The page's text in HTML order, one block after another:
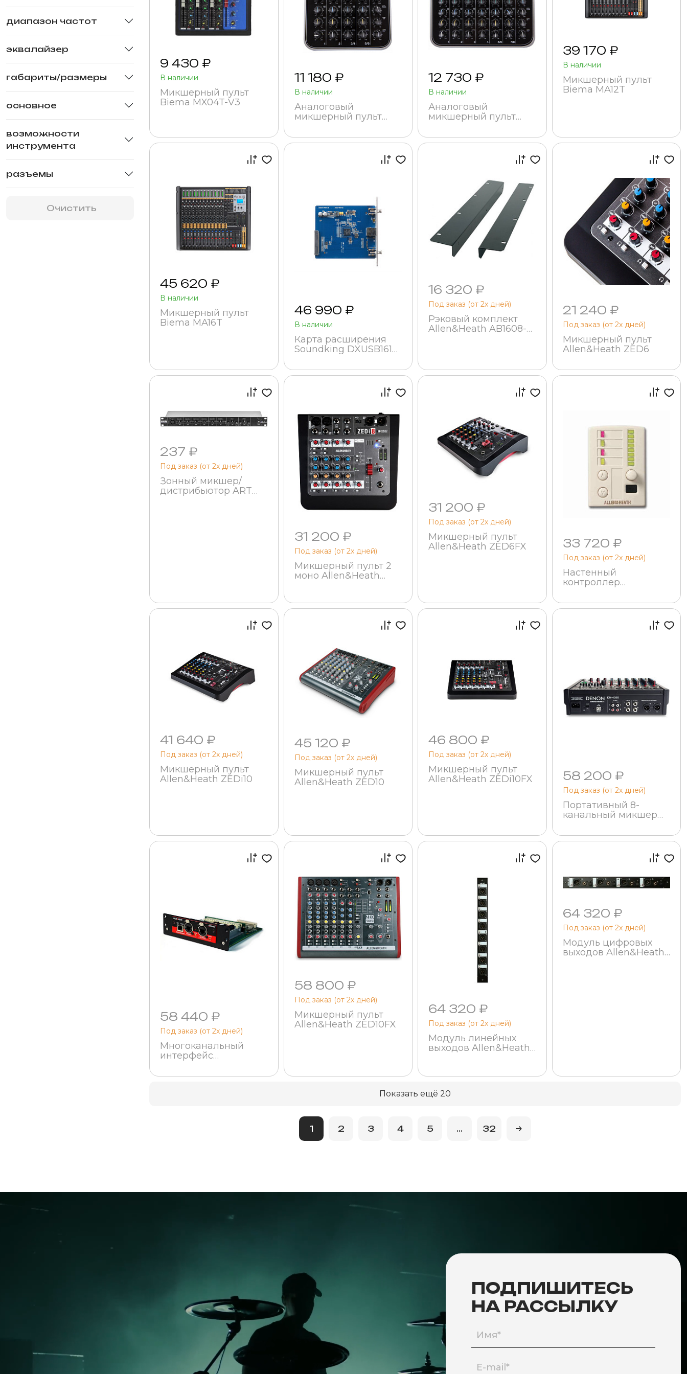
диапазон частот
эквалайзер
габариты/размеры
основное
возможности
инструмента
разъемы
9 430 ₽
В наличии
Микшерный пульт
Biema MX04T-V3
11 180 ₽
В наличии
Аналоговый
микшерный пульт
12 730 ₽
В наличии
Аналоговый
микшерный пульт
39 170 ₽
В наличии
Микшерный пульт
Biema MA12T
45 620 ₽
В наличии
Микшерный пульт
Biema MA16T
46 990 ₽
В наличии
Карта расширения
Soundking DXUSB1616
пульта DX20
16 320 ₽
Под заказ (от 2х дней)
Рэковый комплект
Allen&Heath AB1608-
21 240 ₽
Под заказ (от 2х дней)
Микшерный пульт
Allen&Heath ZED6
237 ₽
Под заказ (от 2х дней)
Зонный микшер/
дистрибьютор ART
31 200 ₽
Под заказ (от 2х дней)
Микшерный пульт 2
моно Allen&Heath
31 200 ₽
Под заказ (от 2х дней)
Микшерный пульт
Allen&Heath ZED6FX
33 720 ₽
Под заказ (от 2х дней)
Настенный
контроллер
41 640 ₽
Под заказ (от 2х дней)
Микшерный пульт
Allen&Heath ZEDi10
45 120 ₽
Под заказ (от 2х дней)
Микшерный пульт
Allen&Heath ZED10
46 800 ₽
Под заказ (от 2х дней)
Микшерный пульт
Allen&Heath ZEDi10FX
58 200 ₽
Под заказ (от 2х дней)
Портативный 8-
канальный микшер
58 440 ₽
Под заказ (от 2х дней)
Многоканальный
интерфейс
ADAPT-A
58 800 ₽
Под заказ (от 2х дней)
Микшерный пульт
Allen&Heath ZED10FX
64 320 ₽
Под заказ (от 2х дней)
Модуль линейных
выходов Allen&Heath
64 320 ₽
Под заказ (от 2х дней)
Модуль цифровых
выходов Allen&Heath
Показать ещё 20
1 2 3 4 5 ... 32
ПОДПИШИТЕСЬ
НА РАССЫЛКУ